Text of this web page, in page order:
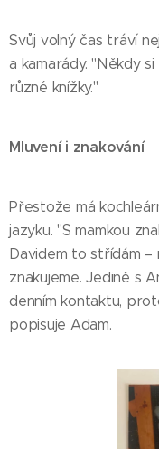
Svůj volný čas tráví
a kamarády. "Někdy
různé knížky."
Mluvení i znakování
Přestože má
jazyku. "S mamkou
Davidem to střídám –
znakujeme. Jedině s
denním kontaktu,
popisuje Adam.